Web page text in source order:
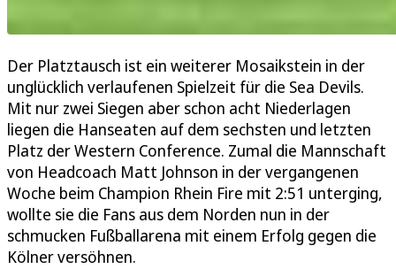
Der Platztausch ist ein weiterer Mosaikstein in der
unglücklich verlaufenen Spielzeit für die Sea Devils.
Mit nur zwei Siegen aber schon acht Niederlagen
liegen die Hanseaten auf dem sechsten und letzten
Platz der Western Conference. Zumal die Mannschaft
von Headcoach Matt Johnson in der vergangenen
Woche beim Champion Rhein Fire mit 2:51 unterging,
wollte sie die Fans aus dem Norden nun in der
schmucken Fußballarena mit einem Erfolg gegen die
Kölner versöhnen.